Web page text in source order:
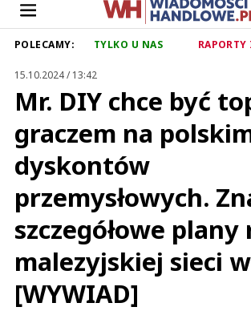
POLECAMY: TYLKO U NAS
15.10.2024 / 13:42
Mr. DIY chce być
graczem na
dyskontów
przemysłowych.
szczegółowe
malezyjskiej sieci
[WYWIAD]